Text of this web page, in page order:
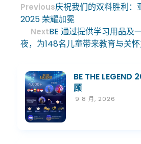
Previous庆祝我们的双料胜利：
2025 荣耀加冕
NextBE 通过提供学习用品及
夜，为148名儿童带来教育与关
BE THE LEGEND
顾
9 8 月, 2026